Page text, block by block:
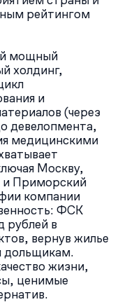
десятки видов
им. Москвы
лесу
по
и даже
город от
Среди главных
окружение,
богатая
возможности для
Также стоит
и
для любого
кто планирует
этом работать в
рейтингом
мощный
холдинг,
и
(через
девелопмента,
медицинскими
Москву,
и Приморский
компании
ФСК
рублей в
вернув жилье
дольщикам.
жизни,
ценимые